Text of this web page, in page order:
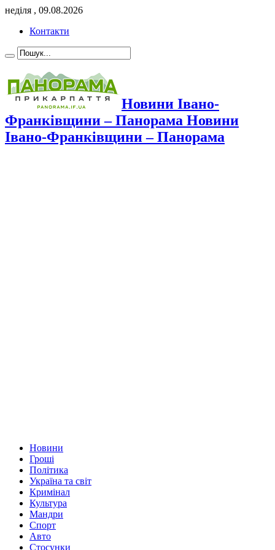
неділя , 09.08.2026
Контакти
Новини Івано-
Франківщини – Панорама Новини
Івано-Франківщини – Панорама
Новини
Гроші
Політика
Україна та світ
Кримінал
Культура
Мандри
Спорт
Авто
Стосунки